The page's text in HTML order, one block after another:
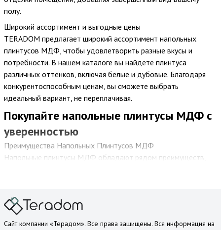
полу.
Широкий ассортимент и выгодные цены
TERADOM предлагает широкий ассортимент напольных
плинтусов МДФ, чтобы удовлетворить разные вкусы и
потребности. В нашем каталоге вы найдете плинтуса
различных оттенков, включая белые и дубовые. Благодаря
конкурентоспособным ценам, вы сможете выбрать
идеальный вариант, не переплачивая.
Покупайте напольные плинтусы МДФ с
уверенностью
Преимущества Напольных Плинтусов МДФ
Напольные плинтусы МДФ обладают рядом преимуществ,
влажностью, таких как ванные комнаты. Кроме того, плинтусы
из МДФ легко устанавливаются и не требуют особого ухода.
Сайт компании «Терадом». Все права защищены. Вся информация на